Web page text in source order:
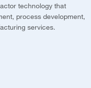
technology that
process development,
services.